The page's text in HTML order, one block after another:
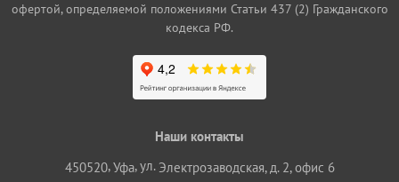
офертой, определяемой положениями Статьи 437 (2) Гражданского
кодекса РФ.
Наши контакты
450520,Уфа, ул. Электрозаводская, д. 2, офис 6